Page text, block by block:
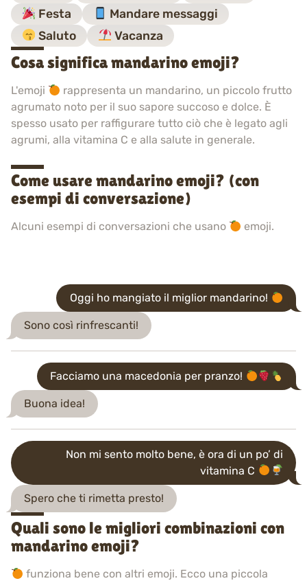
Festa
Mandare messaggi
Saluto
Vacanza
Cosa significa mandarino emoji?
L'emoji
rappresenta un mandarino, un piccolo frutto
agrumato noto per il suo sapore succoso e dolce. È
spesso usato per raffigurare tutto ciò che è legato agli
agrumi, alla vitamina C e alla salute in generale.
Come usare mandarino emoji? (con
esempi di conversazione)
Alcuni esempi di conversazioni che usano emoji.
Oggi ho mangiato il miglior mandarino!
Sono così rinfrescanti!
Facciamo una macedonia per pranzo!
Buona idea!
Non mi sento molto bene, è ora di un po’ di
vitamina C
Spero che ti rimetta presto!
Quali sono le migliori combinazioni con
mandarino emoji?
funziona bene con altri emoji. Ecco una piccola